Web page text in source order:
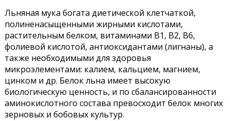
Льняная мука богата диетической клетчаткой,
полиненасыщенными жирными кислотами,
растительным белком, витаминами B1, B2, B6,
фолиевой кислотой, антиоксидантами (лигнаны), а
также необходимыми для здоровья
микроэлементами: калием, кальцием, магнием,
цинком и др. Белок льна имеет высокую
биологическую ценность, и по сбалансированности
аминокислотного состава превосходит белок многих
зерновых и бобовых культур.